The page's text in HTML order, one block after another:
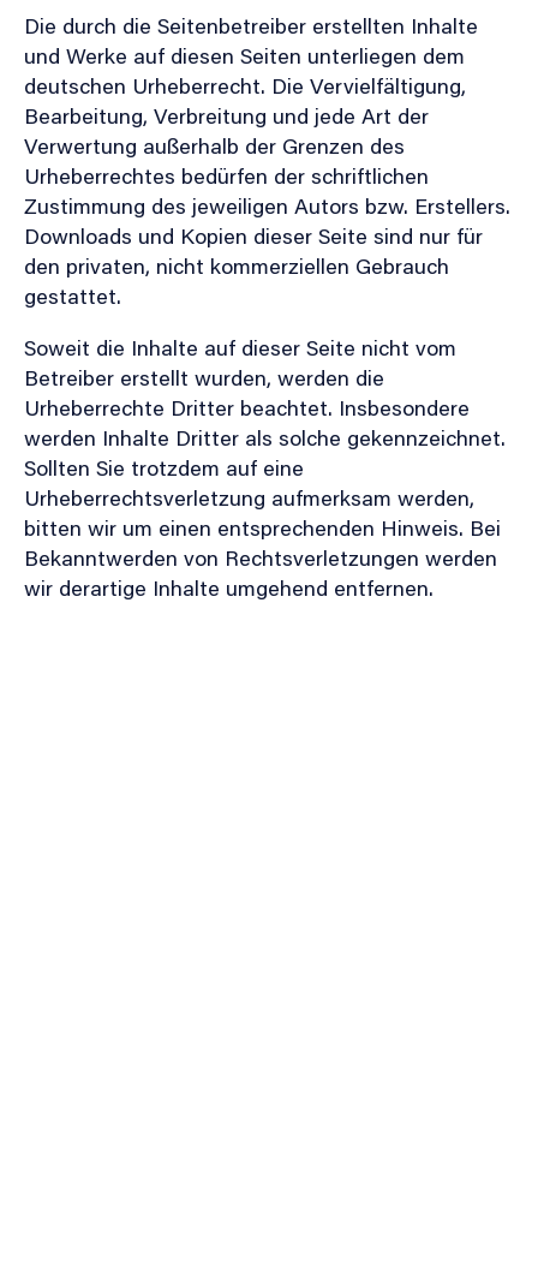
Die durch die Seitenbetreiber erstellten Inhalte
und Werke auf diesen Seiten unterliegen dem
deutschen Urheberrecht. Die Vervielfältigung,
Bearbeitung, Verbreitung und jede Art der
Verwertung außerhalb der Grenzen des
Urheberrechtes bedürfen der schriftlichen
Zustimmung des jeweiligen Autors bzw. Erstellers.
Downloads und Kopien dieser Seite sind nur für
den privaten, nicht kommerziellen Gebrauch
gestattet.
Soweit die Inhalte auf dieser Seite nicht vom
Betreiber erstellt wurden, werden die
Urheberrechte Dritter beachtet. Insbesondere
werden Inhalte Dritter als solche gekennzeichnet.
Sollten Sie trotzdem auf eine
Urheberrechtsverletzung aufmerksam werden,
bitten wir um einen entsprechenden Hinweis. Bei
Bekanntwerden von Rechtsverletzungen werden
wir derartige Inhalte umgehend entfernen.